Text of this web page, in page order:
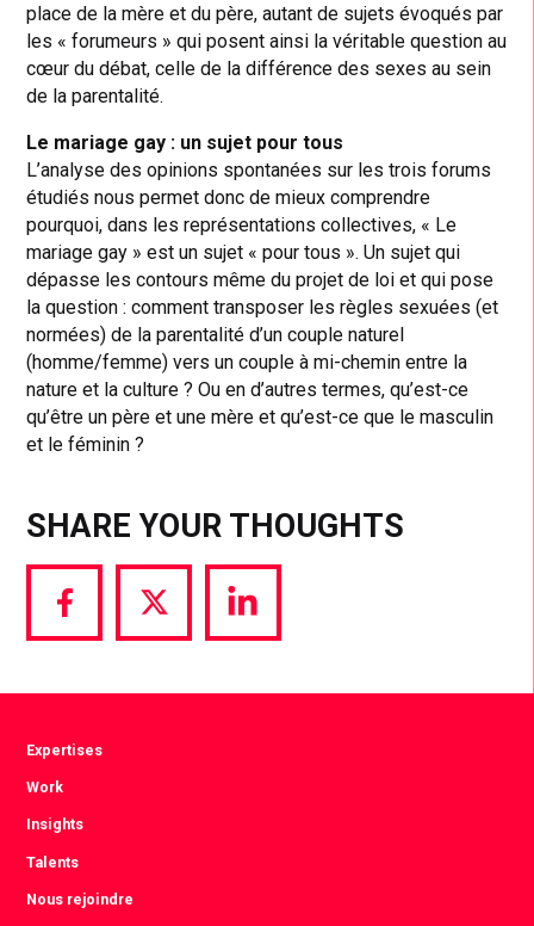
place de la mère et du père, autant de sujets évoqués par
les « forumeurs » qui posent ainsi la véritable question au
cœur du débat, celle de la différence des sexes au sein
de la parentalité.
Le mariage gay : un sujet pour tous
L’analyse des opinions spontanées sur les trois forums
étudiés nous permet donc de mieux comprendre
pourquoi, dans les représentations collectives, « Le
mariage gay » est un sujet « pour tous ». Un sujet qui
dépasse les contours même du projet de loi et qui pose
la question : comment transposer les règles sexuées (et
normées) de la parentalité d’un couple naturel
(homme/femme) vers un couple à mi-chemin entre la
nature et la culture ? Ou en d’autres termes, qu’est-ce
qu’être un père et une mère et qu’est-ce que le masculin
et le féminin ?
SHARE YOUR THOUGHTS
Share
via
Share
via
Share
via
Expertises
Work
Insights
Talents
Nous rejoindre